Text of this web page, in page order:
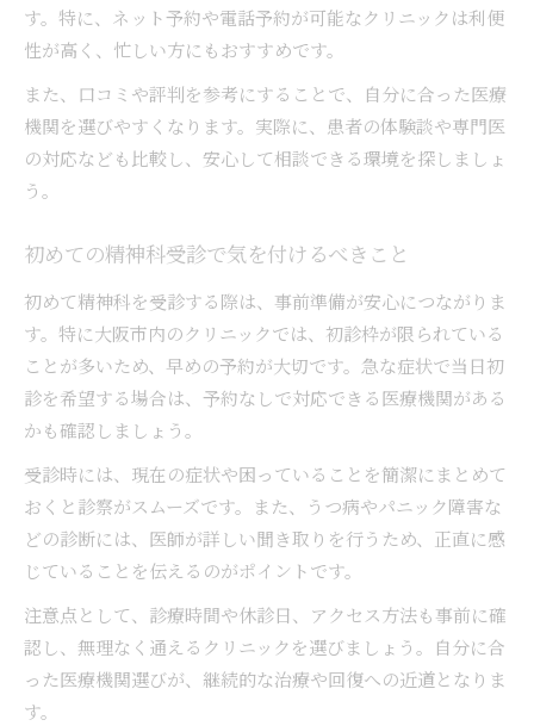
す。特に、ネット予約や電話予約が可能なクリニックは利便
性が高く、忙しい方にもおすすめです。
また、口コミや評判を参考にすることで、自分に合った医療
機関を選びやすくなります。実際に、患者の体験談や専門医
の対応なども比較し、安心して相談できる環境を探しましょ
う。
初めての精神科受診で気を付けるべきこと
初めて精神科を受診する際は、事前準備が安心につながりま
す。特に大阪市内のクリニックでは、初診枠が限られている
ことが多いため、早めの予約が大切です。急な症状で当日初
診を希望する場合は、予約なしで対応できる医療機関がある
かも確認しましょう。
受診時には、現在の症状や困っていることを簡潔にまとめて
おくと診察がスムーズです。また、うつ病やパニック障害な
どの診断には、医師が詳しい聞き取りを行うため、正直に感
じていることを伝えるのがポイントです。
注意点として、診療時間や休診日、アクセス方法も事前に確
認し、無理なく通えるクリニックを選びましょう。自分に合
った医療機関選びが、継続的な治療や回復への近道となりま
す。